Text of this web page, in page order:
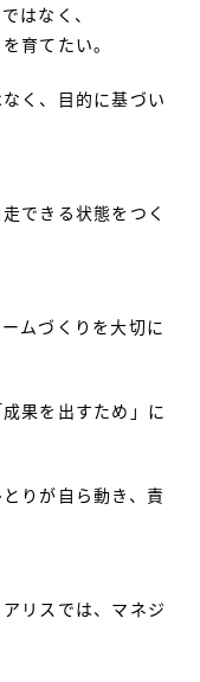
はなく、
育てたい。
く、目的に基づい
できる状態をつく
ムづくりを大切に
果を出すため」に
りが自ら動き、責
リスでは、マネジ